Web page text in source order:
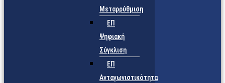
Μεταρρύθμιση
ΕΠ
Ψηφιακή
Σύγκλιση
ΕΠ
Ανταγωνιστικότητα